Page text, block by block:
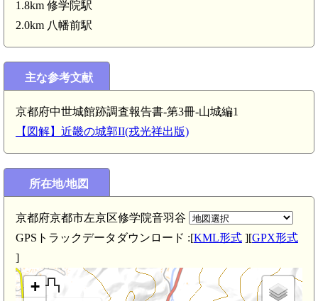
1.8km 修学院駅
2.0km 八幡前駅
主な参考文献
京都府中世城館跡調査報告書-第3冊-山城編1
【図解】近畿の城郭II(戎光祥出版)
所在地/地図
京都府京都市左京区修学院音羽谷
GPSトラックデータダウンロード :[KML形式 ][GPX形式
]
山城 岩倉花園城(2.5km)
岩倉長谷城(3.3km)
+